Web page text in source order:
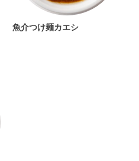
魚介つけ麺カエシ